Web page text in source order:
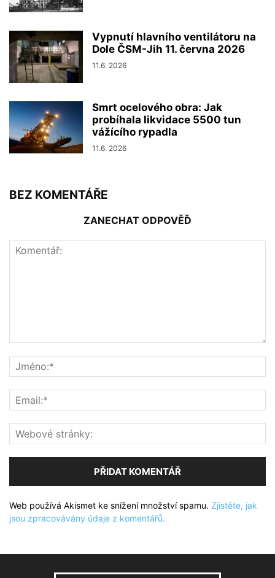
Vypnutí hlavního ventilátoru na
Dole ČSM-Jih 11. června 2026
11.6. 2026
Smrt ocelového obra: Jak
probíhala likvidace 5500 tun
vážícího rypadla
11.6. 2026
BEZ KOMENTÁŘE
ZANECHAT ODPOVĚĎ
Web používá Akismet ke snížení množství spamu. Zjistěte, jak
jsou zpracovávány údaje z komentářů.